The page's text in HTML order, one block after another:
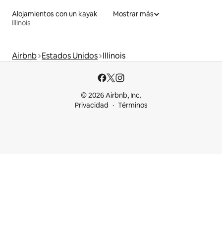
Alojamientos con un kayak
Illinois
Mostrar más
Airbnb Estados Unidos Illinois
© 2026 Airbnb, Inc.
Privacidad
Términos